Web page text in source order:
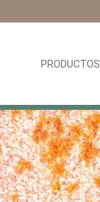
PRODUCTOS